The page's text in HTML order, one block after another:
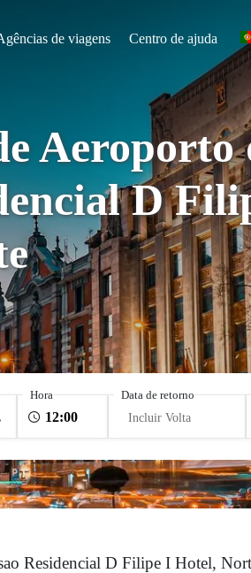
de viagens Centro de ajuda
Aeroporto
D
Hora
Data de retorno
Incluir Volta
Residencial D Filipe I Hotel,